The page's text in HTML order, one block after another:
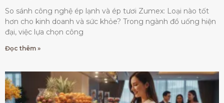
So sánh công nghệ ép lạnh và ép tươi Zumex: Loại nào tốt
hơn cho kinh doanh và sức khỏe? Trong ngành đồ uống hiện
đại, việc lựa chọn công
Đọc thêm »